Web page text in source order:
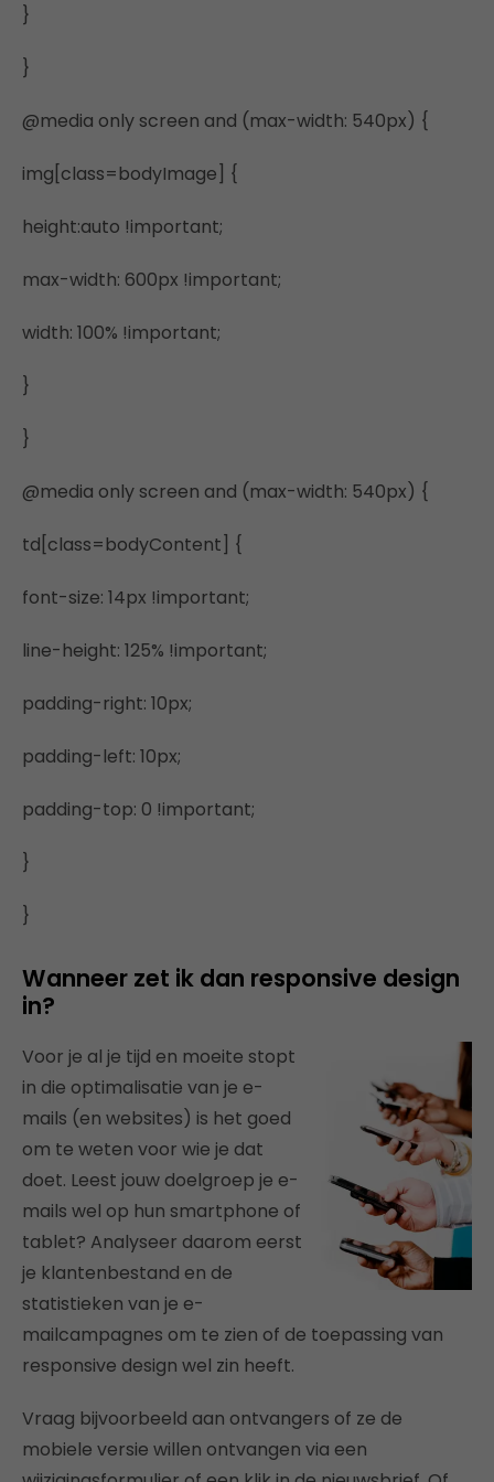
}
}
@media only screen and (max-width: 540px) {
img[class=bodyImage] {
height:auto !important;
max-width: 600px !important;
width: 100% !important;
}
}
@media only screen and (max-width: 540px) {
td[class=bodyContent] {
font-size: 14px !important;
line-height: 125% !important;
padding-right: 10px;
padding-left: 10px;
padding-top: 0 !important;
}
}
Wanneer zet ik dan responsive design
in?
Voor je al je tijd en moeite stopt
in die optimalisatie van je e-
mails (en websites) is het goed
om te weten voor wie je dat
doet. Leest jouw doelgroep je e-
mails wel op hun smartphone of
tablet? Analyseer daarom eerst
je klantenbestand en de
statistieken van je e-
mailcampagnes om te zien of de toepassing van
responsive design wel zin heeft.
Vraag bijvoorbeeld aan ontvangers of ze de
mobiele versie willen ontvangen via een